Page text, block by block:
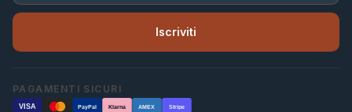
Iscriviti
PAGAMENTI SICURI
VISA PayPal Klarna AMEX Stripe